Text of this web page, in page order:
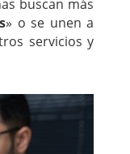
buscan más
» o se unen a
servicios y